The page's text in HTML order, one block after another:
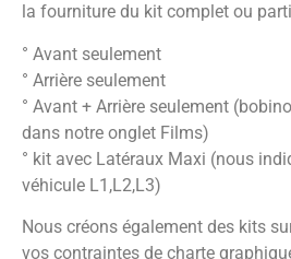
la fourniture du kit complet ou
° Avant seulement
° Arrière seulement
° Avant + Arrière seulement
dans notre onglet Films)
° kit avec Latéraux Maxi (nous
véhicule L1,L2,L3)
Nous créons également des kits
vos contraintes de charte